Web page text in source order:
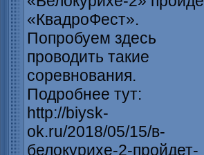
«КвадроФест».
Попробуем здесь
проводить такие
соревнования.
Подробнее тут:
http://biysk-
ok.ru/2018/05/15/в-
белокурихе-2-пройдет-